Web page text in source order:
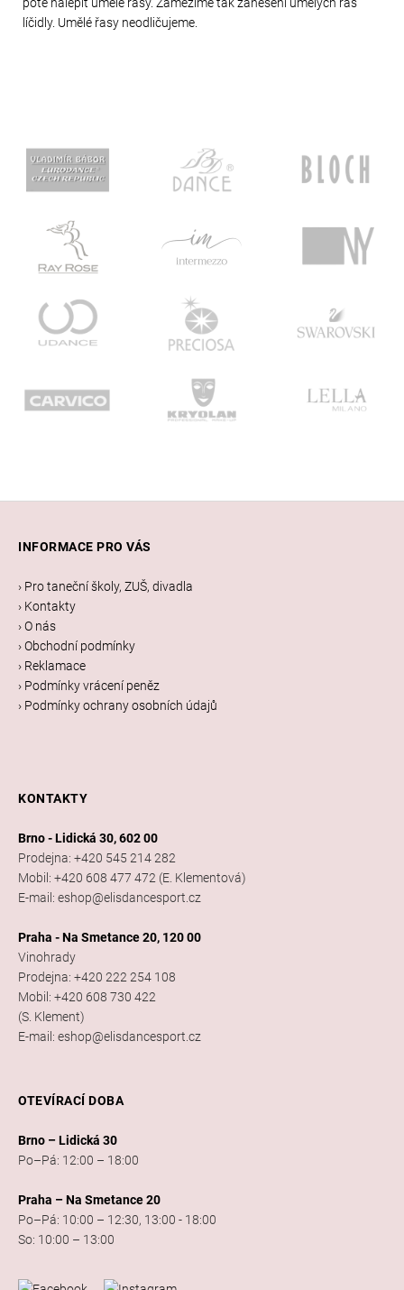
líčidly. Umělé řasy neodličujeme.
INFORMACE PRO VÁS
› Pro taneční školy, ZUŠ, divadla
› Kontakty
› O nás
› Obchodní podmínky
› Reklamace
› Podmínky vrácení peněz
› Podmínky ochrany osobních údajů
KONTAKTY
Brno - Lidická 30, 602 00
Prodejna: +420 545 214 282
Mobil: +420 608 477 472 (E. Klementová)
E-mail: eshop@elisdancesport.cz
Praha - Na Smetance 20, 120 00
Vinohrady
Prodejna: +420 222 254 108
Mobil: +420 608 730 422
(S. Klement)
E-mail: eshop@elisdancesport.cz
OTEVÍRACÍ DOBA
Brno – Lidická 30
Po–Pá: 12:00 – 18:00
Praha – Na Smetance 20
Po–Pá: 10:00 – 12:30, 13:00 - 18:00
So: 10:00 – 13:00